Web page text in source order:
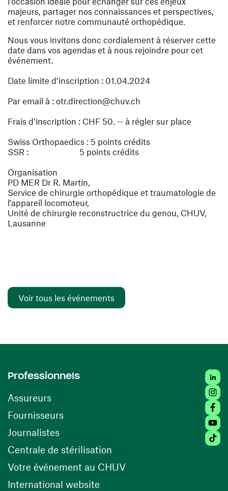
majeurs, partager nos connaissances et perspectives,
et renforcer notre communauté orthopédique.
Nous vous invitons donc cordialement à réserver cette
date dans vos agendas et à nous rejoindre pour cet
événement.
Date limite d’inscription : 01.04.2024
Par email à : otr.direction@chuv.ch
Frais d’inscription : CHF 50. -- à régler sur place
Swiss Orthopaedics : 5 points crédits
SSR : 5 points crédits
Organisation
PD MER Dr R. Martin,
Service de chirurgie orthopédique et traumatologie de
l’appareil locomoteur,
Unité de chirurgie reconstructrice du genou, CHUV,
Lausanne
Voir tous les événements
Professionnels
Assureurs
Fournisseurs(ouvre une nouvelle fenêtre)
Journalistes
Centrale de stérilisation (ouvre une nouvelle
Votre événement au CHUV(ouvre une nouvelle
International website